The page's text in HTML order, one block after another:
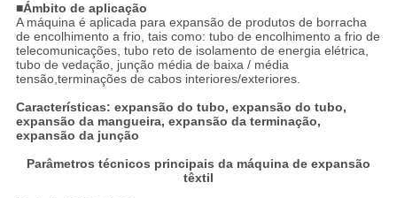
■Ámbito de aplicação
A máquina é aplicada para expansão de produtos de borracha
de encolhimento a frio, tais como: tubo de encolhimento a frio de
telecomunicações, tubo reto de isolamento de energia elétrica,
tubo de vedação, junção média de baixa / média
tensão,terminações de cabos interiores/exteriores.
Características: expansão do tubo, expansão do tubo,
expansão da mangueira, expansão da terminação,
expansão da junção
Parâmetros técnicos principais da máquina de expansão
têxtil